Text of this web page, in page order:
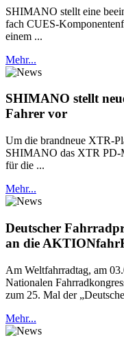
SHIMANO stellt eine
fach CUES-
einem ...
Mehr...
SHIMANO stellt
Fahrer vor
Um die brandneue XTR-
SHIMANO das XTR PD-
für die ...
Mehr...
Deutscher
an die
Am Weltfahrradtag, am
Nationalen
zum 25. Mal der
Mehr...